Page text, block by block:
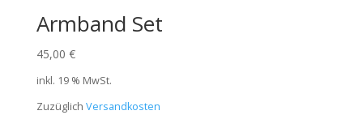
Armband Set
45,00 €
inkl. 19 % MwSt.
Zuzüglich Versandkosten